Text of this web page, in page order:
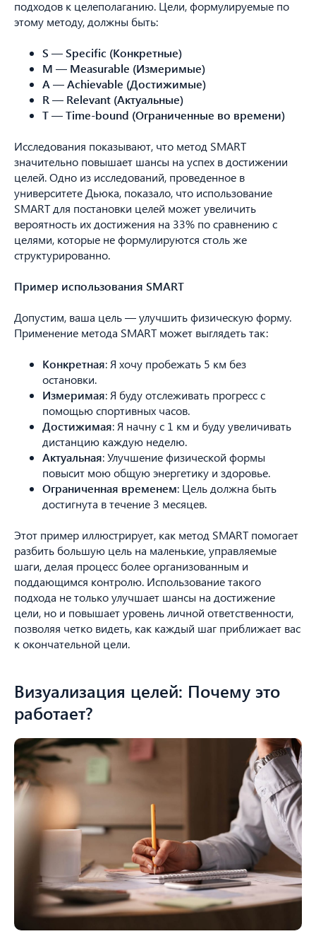
подходов к целеполаганию. Цели, формулируемые по
этому методу, должны быть:
S — Specific (Конкретные)
M — Measurable (Измеримые)
A — Achievable (Достижимые)
R — Relevant (Актуальные)
T — Time-bound (Ограниченные во времени)
Исследования показывают, что метод SMART
значительно повышает шансы на успех в достижении
целей. Одно из исследований, проведенное в
университете Дьюка, показало, что использование
SMART для постановки целей может увеличить
вероятность их достижения на 33% по сравнению с
целями, которые не формулируются столь же
структурированно.
Пример использования SMART
Допустим, ваша цель — улучшить физическую форму.
Применение метода SMART может выглядеть так:
Конкретная: Я хочу пробежать 5 км без
остановки.
Измеримая: Я буду отслеживать прогресс с
помощью спортивных часов.
Достижимая: Я начну с 1 км и буду увеличивать
дистанцию каждую неделю.
Актуальная: Улучшение физической формы
повысит мою общую энергетику и здоровье.
Ограниченная временем: Цель должна быть
достигнута в течение 3 месяцев.
Этот пример иллюстрирует, как метод SMART помогает
разбить большую цель на маленькие, управляемые
шаги, делая процесс более организованным и
поддающимся контролю. Использование такого
подхода не только улучшает шансы на достижение
цели, но и повышает уровень личной ответственности,
позволяя четко видеть, как каждый шаг приближает вас
к окончательной цели.
Визуализация целей: Почему это
работает?